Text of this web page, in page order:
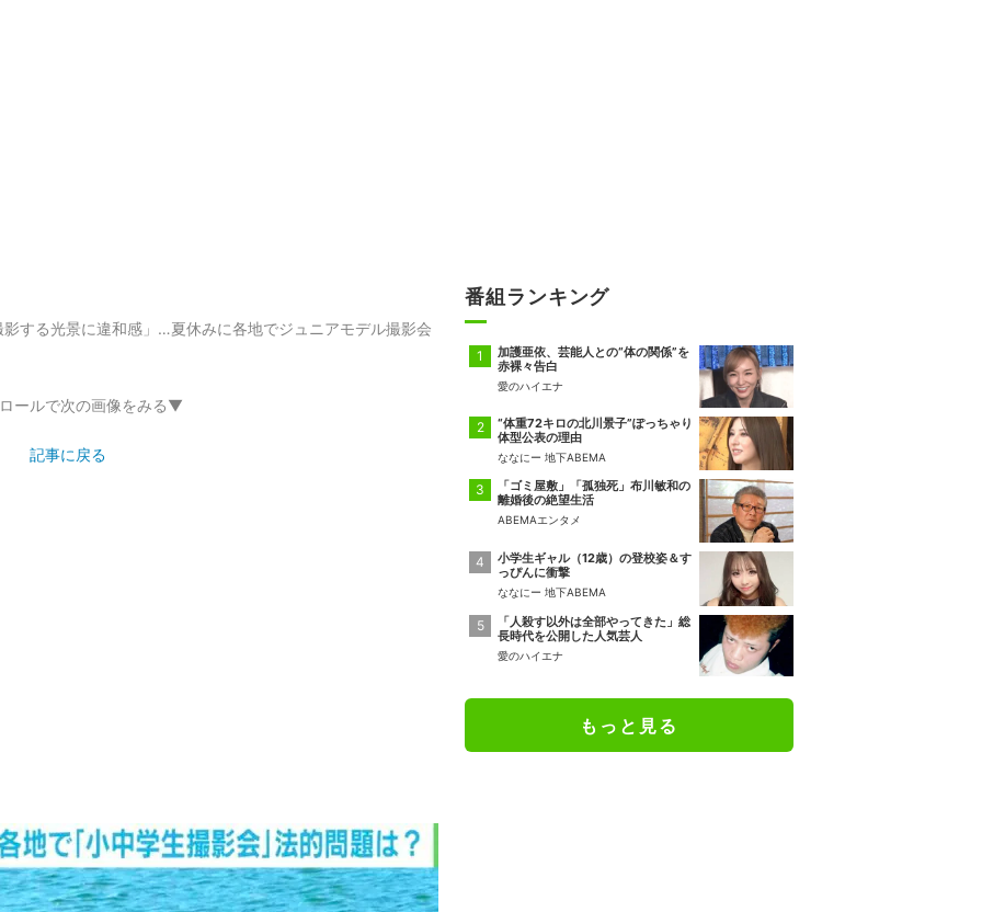
ールで次の画像をみる▼
記事に戻る
番組ランキング
加護亜依、芸能人との“体の関係”を
赤裸々告白
愛のハイエナ
“体重72キロの北川景子”ぽっちゃり
体型公表の理由
ななにー 地下ABEMA
「ゴミ屋敷」「孤独死」布川敏和の
離婚後の絶望生活
ABEMAエンタメ
小学生ギャル（12歳）の登校姿＆す
っぴんに衝撃
ななにー 地下ABEMA
「人殺す以外は全部やってきた」総
長時代を公開した人気芸人
愛のハイエナ
もっと見る